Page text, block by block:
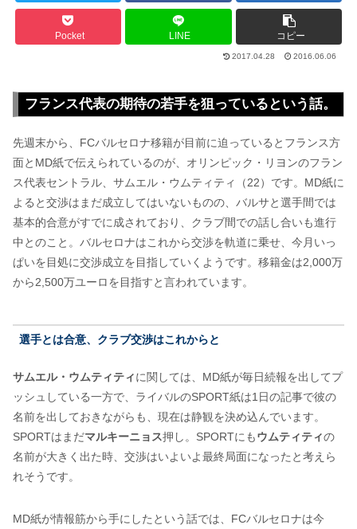
Pocket LINE コピー
2017.04.28 2016.06.06
フランス代表の期待の若手を狙っているという話。
先週末から、FCバルセロナ移籍が目前に迫っているとフランス方
面とMD紙で伝えられているのが、オリンピック・リヨンのフラン
ス代表セントラル、サムエル・ウムティティ（22）です。MD紙に
よると交渉はまだ成立してはいないものの、バルサと選手間では
基本的合意がすでに成されており、クラブ間での話し合いも進行
中とのこと。バルセロナはこれから交渉を軌道に乗せ、今月いっ
ぱいを目処に交渉成立を目指していくようです。移籍金は2,000万
から2,500万ユーロを目指すと言われています。
選手とは合意、クラブ交渉はこれからと
サムエル・ウムティティに関しては、MD紙が毎日続報を出してプ
ッシュしている一方で、ライバルのSPORT紙は1日の記事で彼の
名前を出しておきながらも、現在は静観を決め込んでいます。
SPORTはまだマルキーニョス押し。SPORTにもウムティティの
名前が大きく出た時、交渉はいよいよ最終局面になったと考えら
れそうです。
MD紙が情報筋から手にしたという話では、FCバルセロナは今